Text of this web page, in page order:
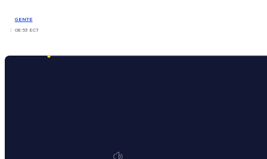
GENTE
08:53 ECT